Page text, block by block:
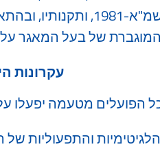
עקרונות
והתפעוליות